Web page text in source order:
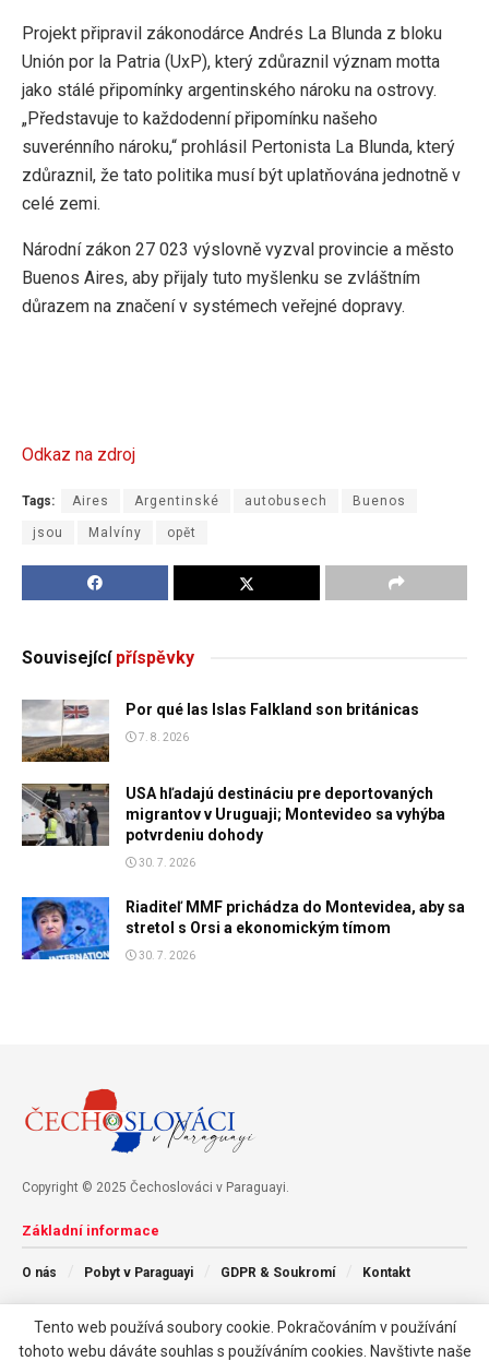
Projekt připravil zákonodárce Andrés La Blunda z bloku
Unión por la Patria (UxP), který zdůraznil význam motta
jako stálé připomínky argentinského nároku na ostrovy.
„Představuje to každodenní připomínku našeho
suverénního nároku,“ prohlásil Pertonista La Blunda, který
zdůraznil, že tato politika musí být uplatňována jednotně v
celé zemi.
Národní zákon 27 023 výslovně vyzval provincie a město
Buenos Aires, aby přijaly tuto myšlenku se zvláštním
důrazem na značení v systémech veřejné dopravy.
Odkaz na zdroj
Tags: Aires Argentinské autobusech Buenos
jsou Malvíny opět
Souvisejícípříspěvky
Por qué las Islas Falkland son británicas
7. 8. 2026
USA hľadajú destináciu pre deportovaných
migrantov v Uruguaji; Montevideo sa vyhýba
potvrdeniu dohody
30. 7. 2026
Riaditeľ MMF prichádza do Montevidea, aby sa
stretol s Orsi a ekonomickým tímom
30. 7. 2026
Copyright © 2025 Čechoslováci v Paraguayi.
Základní informace
O nás Pobyt v Paraguayi GDPR & Soukromí Kontakt
Následujte nás
Tento web používá soubory cookie. Pokračováním v používání
tohoto webu dáváte souhlas s používáním cookies. Navštivte naše